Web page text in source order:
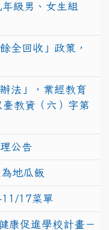
級男、女生組
全回收」政策，
法」，業經教育
教資（六）字第
公告
地瓜飯
17菜單
康促進學校計畫－